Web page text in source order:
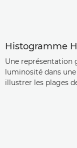
Histogramme
Une représentation
luminosité dans
illustrer les plages